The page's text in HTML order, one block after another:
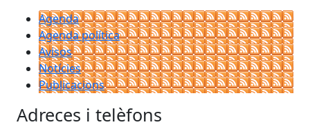
Agenda
Agenda política
Avisos
Notícies
Publicacions
Adreces i telèfons